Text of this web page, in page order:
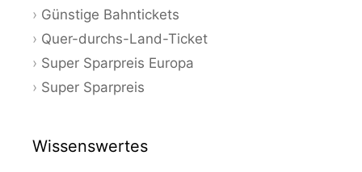
Günstige Bahntickets
Quer-durchs-Land-Ticket
Super Sparpreis Europa
Super Sparpreis
Wissenswertes